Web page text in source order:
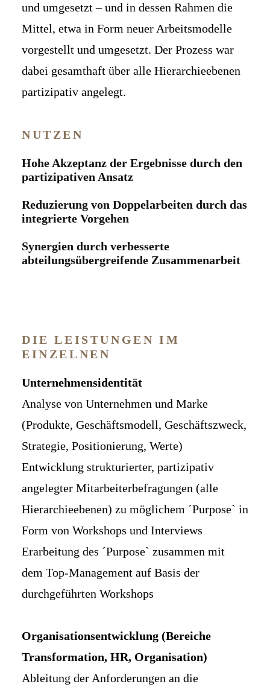
und umgesetzt – und in dessen Rahmen die
Mittel, etwa in Form neuer Arbeitsmodelle
vorgestellt und umgesetzt. Der Prozess war
dabei gesamthaft über alle Hierarchieebenen
partizipativ angelegt.
NUTZEN
Hohe Akzeptanz der Ergebnisse durch den
partizipativen Ansatz
Reduzierung von Doppelarbeiten durch das
integrierte Vorgehen
Synergien durch verbesserte
abteilungsübergreifende Zusammenarbeit
DIE LEISTUNGEN IM
EINZELNEN
Unternehmensidentität
Analyse von Unternehmen und Marke
(Produkte, Geschäftsmodell, Geschäftszweck,
Strategie, Positionierung, Werte)
Entwicklung strukturierter, partizipativ
angelegter Mitarbeiterbefragungen (alle
Hierarchieebenen) zu möglichem ´Purpose` in
Form von Workshops und Interviews
Erarbeitung des ´Purpose` zusammen mit
dem Top-Management auf Basis der
durchgeführten Workshops
Organisationsentwicklung (Bereiche
Transformation, HR, Organisation)
Ableitung der Anforderungen an die